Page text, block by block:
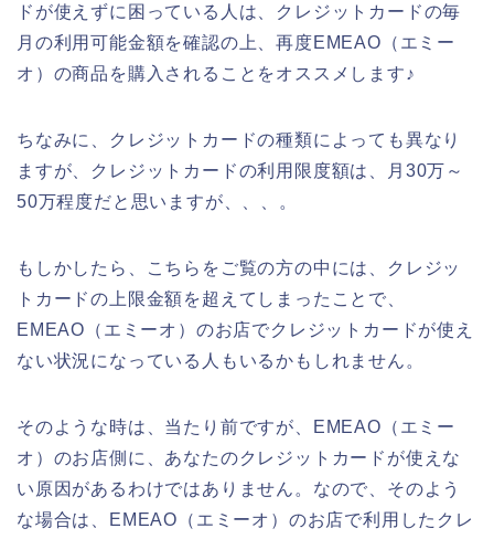
ドが使えずに困っている人は、クレジットカードの毎
月の利用可能金額を確認の上、再度EMEAO（エミー
オ）の商品を購入されることをオススメします♪
ちなみに、クレジットカードの種類によっても異なり
ますが、クレジットカードの利用限度額は、月30万～
50万程度だと思いますが、、、。
もしかしたら、こちらをご覧の方の中には、クレジッ
トカードの上限金額を超えてしまったことで、
EMEAO（エミーオ）のお店でクレジットカードが使え
ない状況になっている人もいるかもしれません。
そのような時は、当たり前ですが、EMEAO（エミー
オ）のお店側に、あなたのクレジットカードが使えな
い原因があるわけではありません。なので、そのよう
な場合は、EMEAO（エミーオ）のお店で利用したクレ